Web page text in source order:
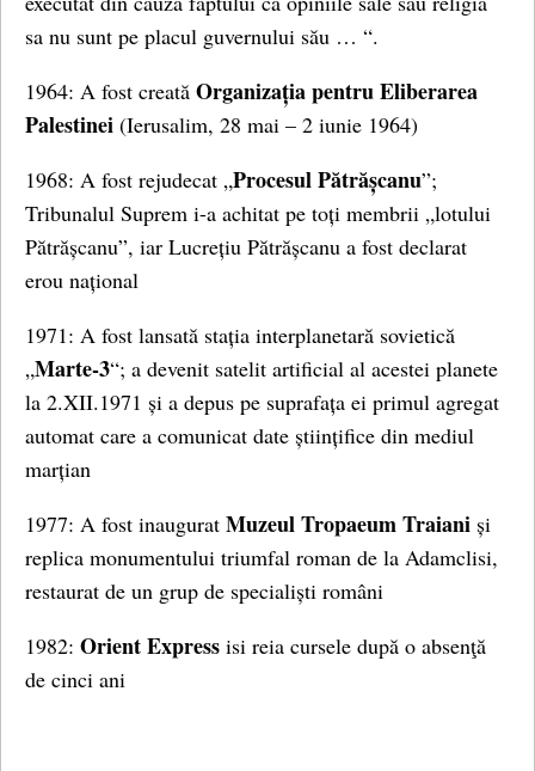
sa nu sunt pe placul guvernului său … “.
1964: A fost creată Organizația pentru Eliberarea
Palestinei (Ierusalim, 28 mai – 2 iunie 1964)
1968: A fost rejudecat „Procesul Pătrășcanu”;
Tribunalul Suprem i-a achitat pe toți membrii „lotului
Pătrășcanu”, iar Lucrețiu Pătrășcanu a fost declarat
erou național
1971: A fost lansată stația interplanetară sovietică
„Marte-3“; a devenit satelit artificial al acestei planete
la 2.XII.1971 și a depus pe suprafața ei primul agregat
automat care a comunicat date științifice din mediul
marțian
1977: A fost inaugurat Muzeul Tropaeum Traiani și
replica monumentului triumfal roman de la Adamclisi,
restaurat de un grup de specialiști români
1982: Orient Express isi reia cursele după o absenţă
de cinci ani